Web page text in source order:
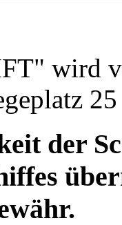
wird
der